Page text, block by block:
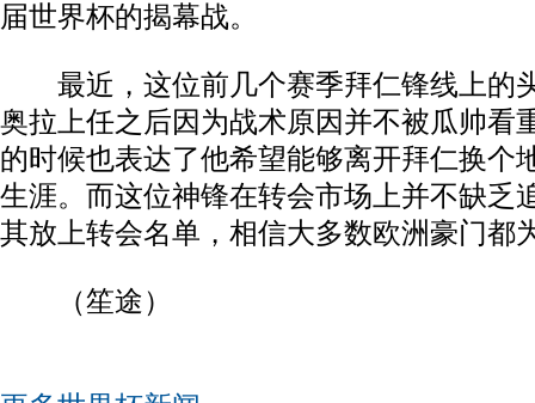
届世界杯的揭幕战。
最近，这位前几个赛季拜仁锋线上的
奥拉上任之后因为战术原因并不被瓜帅看
的时候也表达了他希望能够离开拜仁换个
生涯。而这位神锋在转会市场上并不缺乏
其放上转会名单，相信大多数欧洲豪门都
（笙途）